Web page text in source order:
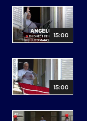
15:00
15:00